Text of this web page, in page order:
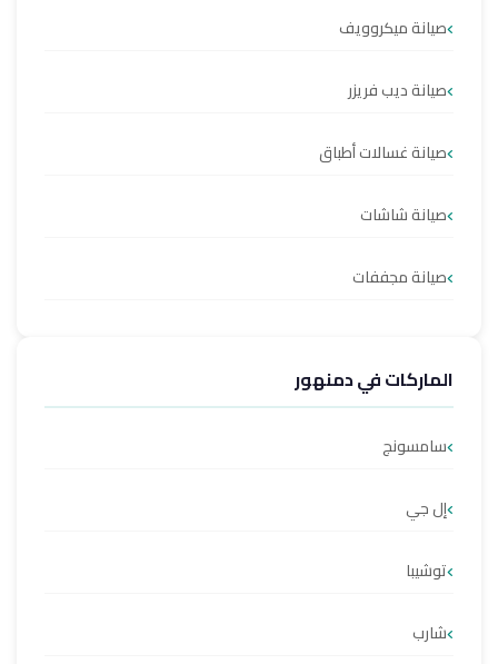
صيانة ميكروويف
صيانة ديب فريزر
صيانة غسالات أطباق
صيانة شاشات
صيانة مجففات
الماركات في دمنهور
سامسونج
إل جي
توشيبا
شارب